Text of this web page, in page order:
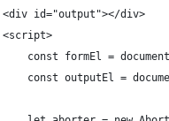
<div id="output"></div>
<script>
const formEl =
const outputEl =